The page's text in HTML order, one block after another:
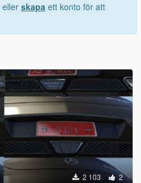
eller skapa ett konto för att
2 103 2